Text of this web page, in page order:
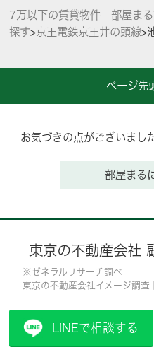
7万以下の賃貸物件 部屋ま
探す>京王電鉄京王井の頭線>
ページ先
お気づきの点がございまし
部屋まる
東京の不動産会社
※ゼネラルリサーチ調べ
東京の不動産会社イメージ調査
LINEで相談する